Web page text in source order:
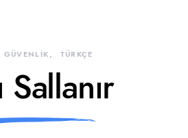
GÜVENLİK TÜRKÇE
Sallanır